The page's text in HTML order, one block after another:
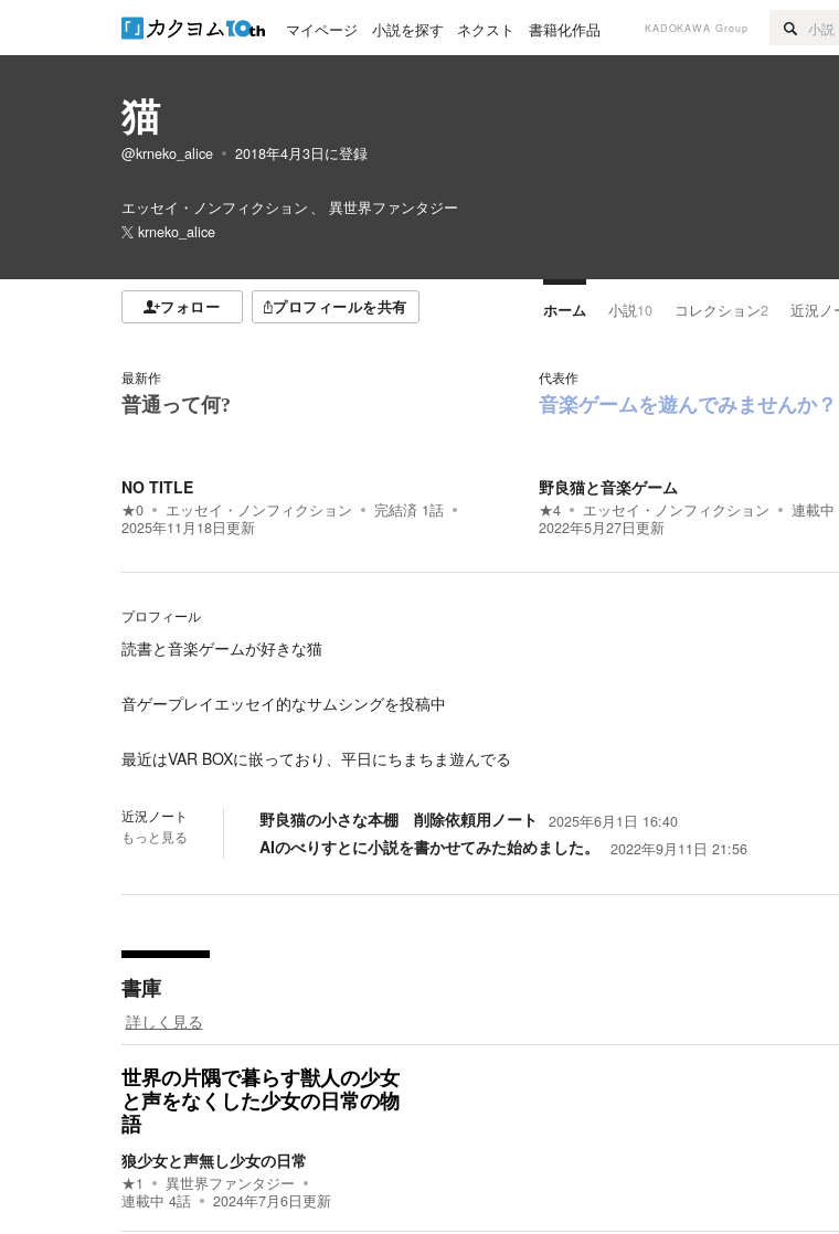
マイページ 小説を探す ネクスト 書籍化作品 KADOKAWA Group
猫
@krneko_alice 2018年4月3日に登録
エッセイ・ノンフィクション
異世界ファンタジー
krneko_alice
フォロー プロフィールを共有 ホーム 小説10 コレクション2 近況ノ
最新作
普通って何?
NO TITLE
★0 エッセイ・ノンフィクション 完結済 1話
2025年11月18日更新
代表作
音楽ゲームを遊んでみませんか？
野良猫と音楽ゲーム
★4 エッセイ・ノンフィクション 連載中
2022年5月27日更新
プロフィール
読書と音楽ゲームが好きな猫
音ゲープレイエッセイ的なサムシングを投稿中
最近はVAR BOXに嵌っており、平日にちまちま遊んでる
近況ノート
もっと見る
野良猫の小さな本棚 削除依頼用ノート 2025年6月1日 16:40
AIのべりすとに小説を書かせてみた始めました。 2022年9月11日 21:56
書庫
詳しく見る
世界の片隅で暮らす獣人の少女
と声をなくした少女の日常の物
語
狼少女と声無し少女の日常
★1
異世界ファンタジー
連載中 4話 2024年7月6日更新